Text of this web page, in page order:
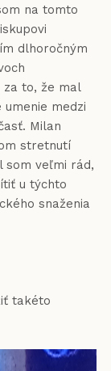
na tomto
dlhoročným
to, že mal
medzi
Milan
stretnutí
som veľmi rád,
u týchto
snaženia
takéto